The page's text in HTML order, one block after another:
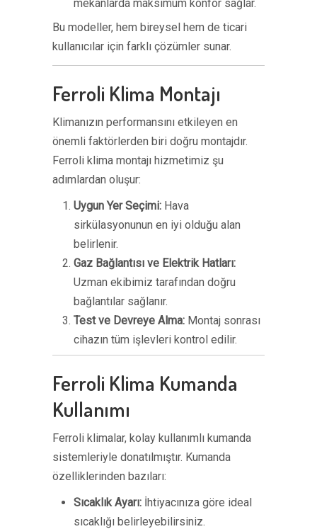
mekanlarda maksimum konfor sağlar.
Bu modeller, hem bireysel hem de ticari
kullanıcılar için farklı çözümler sunar.
Ferroli Klima Montajı
Klimanızın performansını etkileyen en
önemli faktörlerden biri doğru montajdır.
Ferroli klima montajı hizmetimiz şu
adımlardan oluşur:
Uygun Yer Seçimi: Hava
sirkülasyonunun en iyi olduğu alan
belirlenir.
Gaz Bağlantısı ve Elektrik Hatları:
Uzman ekibimiz tarafından doğru
bağlantılar sağlanır.
Test ve Devreye Alma: Montaj sonrası
cihazın tüm işlevleri kontrol edilir.
Ferroli Klima Kumanda
Kullanımı
Ferroli klimalar, kolay kullanımlı kumanda
sistemleriyle donatılmıştır. Kumanda
özelliklerinden bazıları:
Sıcaklık Ayarı: İhtiyacınıza göre ideal
sıcaklığı belirleyebilirsiniz.